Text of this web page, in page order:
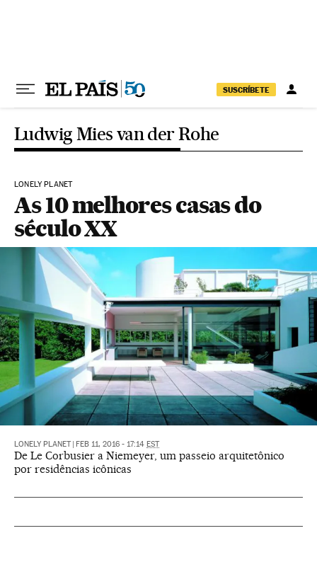
SUSCRÍBETE
Ludwig Mies van der Rohe
LONELY PLANET
As 10 melhores casas do
século XX
LONELY PLANET FEB 11, 2016 - 17:14 EST
De Le Corbusier a Niemeyer, um passeio arquitetônico
por residências icônicas